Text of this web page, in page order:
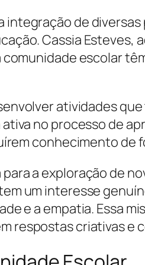
de
Cassia Esteves,
escolar
atividades
no processo de
conhecimento de
a exploração de
um interesse
e a empatia. Essa
respostas criativas e